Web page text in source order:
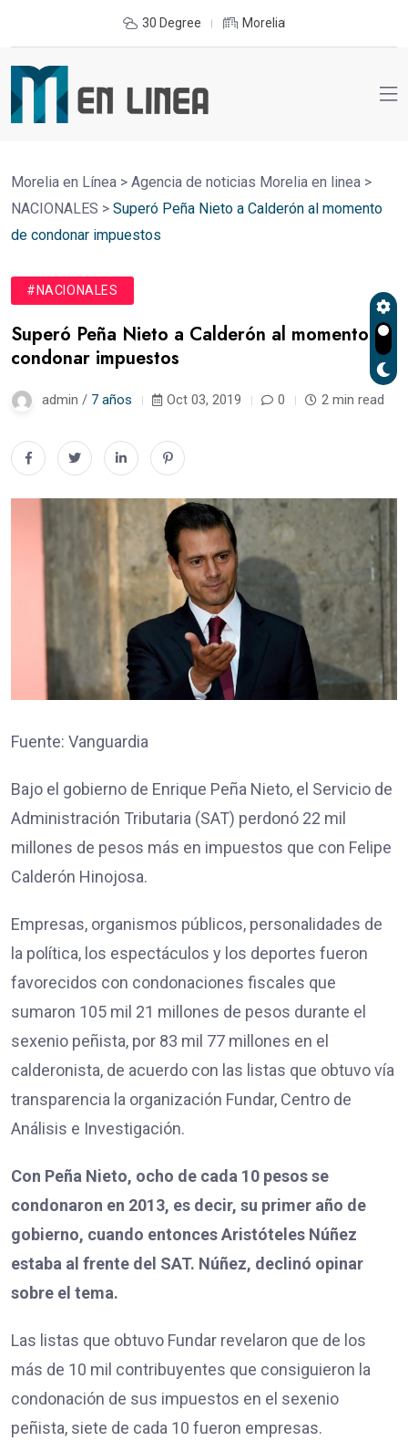
30 Degree Morelia
Morelia en Línea > Agencia de noticias Morelia en linea >
NACIONALES > Superó Peña Nieto a Calderón al momento
de condonar impuestos
#NACIONALES
Superó Peña Nieto a Calderón al momento de
condonar impuestos
admin / 7 años Oct 03, 2019 0 2 min read
Fuente: Vanguardia
Bajo el gobierno de Enrique Peña Nieto, el Servicio de
Administración Tributaria (SAT) perdonó 22 mil
millones de pesos más en impuestos que con Felipe
Calderón Hinojosa.
Empresas, organismos públicos, personalidades de
la política, los espectáculos y los deportes fueron
favorecidos con condonaciones fiscales que
sumaron 105 mil 21 millones de pesos durante el
sexenio peñista, por 83 mil 77 millones en el
calderonista, de acuerdo con las listas que obtuvo vía
transparencia la organización Fundar, Centro de
Análisis e Investigación.
Con Peña Nieto, ocho de cada 10 pesos se
condonaron en 2013, es decir, su primer año de
gobierno, cuando entonces Aristóteles Núñez
estaba al frente del SAT. Núñez, declinó opinar
sobre el tema.
Las listas que obtuvo Fundar revelaron que de los
más de 10 mil contribuyentes que consiguieron la
condonación de sus impuestos en el sexenio
peñista, siete de cada 10 fueron empresas.